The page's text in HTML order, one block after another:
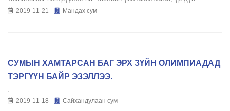
2019-11-21 Мандах сум
СУМЫН ХАМТАРСАН БАГ ЭРХ ЗҮЙН ОЛИМПИАДАД
ТЭРГҮҮН БАЙР ЭЗЭЛЛЭЭ.
,
2019-11-18 Сайхандулаан сум